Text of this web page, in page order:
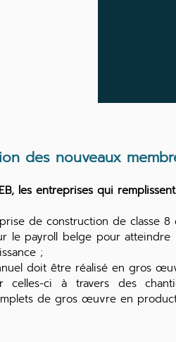
des nouveaux
les entreprises qui
de construction de classe 8
le payroll belge pour
;
doit être réalisé en gros
celles-ci à travers des
de gros œuvre en